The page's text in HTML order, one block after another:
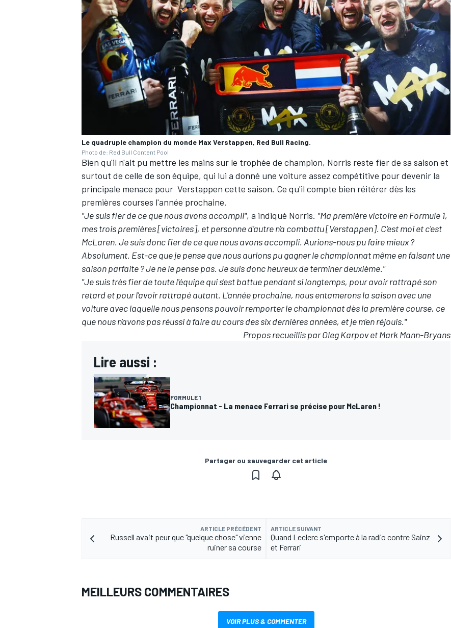
AUTRES CHAMPIONNATS
Le quadruple champion du monde Max Verstappen, Red Bull Racing.
Photo de: Red Bull Content Pool
Bien qu'il n'ait pu mettre les mains sur le trophée de champion, Norris reste fier de sa saison et
surtout de celle de son équipe, qui lui a donné une voiture assez compétitive pour devenir la
principale menace pour Verstappen cette saison. Ce qu'il compte bien réitérer dès les
premières courses l'année prochaine.
"Je suis fier de ce que nous avons accompli", a indiqué Norris. "Ma première victoire en Formule 1,
mes trois premières [victoires], et personne d'autre n'a combattu [Verstappen]. C'est moi et c'est
McLaren. Je suis donc fier de ce que nous avons accompli. Aurions-nous pu faire mieux ?
Absolument. Est-ce que je pense que nous aurions pu gagner le championnat même en faisant une
saison parfaite ? Je ne le pense pas. Je suis donc heureux de terminer deuxième."
"Je suis très fier de toute l'équipe qui s'est battue pendant si longtemps, pour avoir rattrapé son
retard et pour l'avoir rattrapé autant. L'année prochaine, nous entamerons la saison avec une
voiture avec laquelle nous pensons pouvoir remporter le championnat dès la première course, ce
que nous n'avons pas réussi à faire au cours des six dernières années, et je m'en réjouis."
Propos recueillis par Oleg Karpov et Mark Mann-Bryans
Lire aussi :
FORMULE 1
Championnat - La menace Ferrari se précise pour McLaren !
Partager ou sauvegarder cet article
ARTICLE PRÉCÉDENT
Russell avait peur que "quelque chose" vienne
ruiner sa course
ARTICLE SUIVANT
Quand Leclerc s'emporte à la radio contre Sainz
et Ferrari
MEILLEURS COMMENTAIRES
VOIR PLUS & COMMENTER